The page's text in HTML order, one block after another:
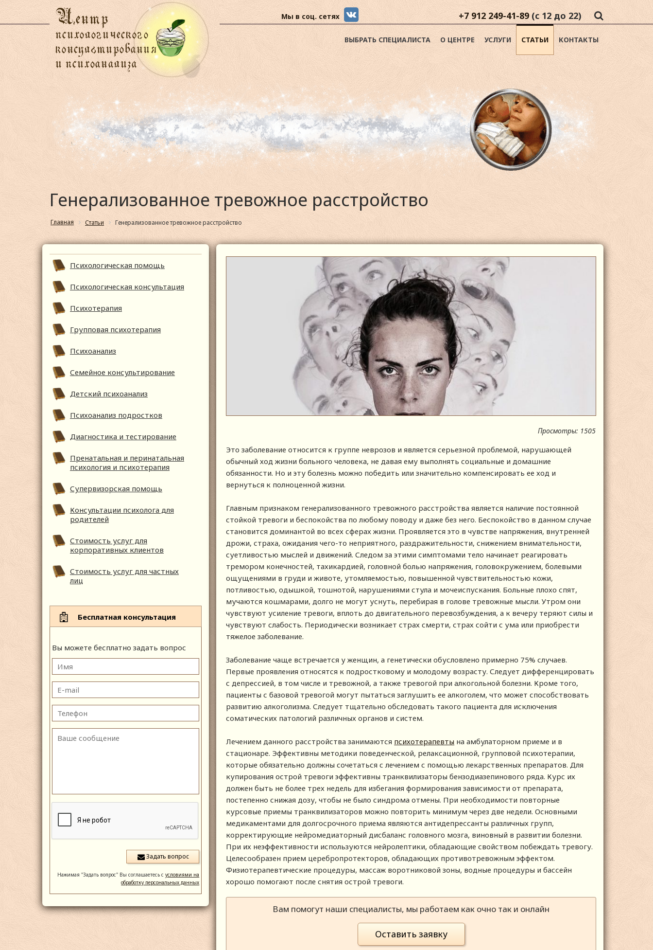
Мы в соц. сетях +7 912 249-41-89 (с 12 до 22)
ВЫБРАТЬ СПЕЦИАЛИСТА О ЦЕНТРЕ УСЛУГИ СТАТЬИ КОНТАКТЫ
Генерализованное тревожное расстройство
Главная Статьи Генерализованное тревожное расстройство
Психологическая помощь
Психологическая консультация
Психотерапия
Групповая психотерапия
Психоанализ
Семейное консультирование
Детский психоанализ
Психоанализ подростков
Диагностика и тестирование
Пренатальная и перинатальная
психология и психотерапия
Супервизорская помощь
Консультации психолога для
родителей
Стоимость услуг для
корпоративных клиентов
Стоимость услуг для частных
лиц
Бесплатная консультация
Вы можете бесплатно задать вопрос
Нажимая "Задать вопрос" Вы соглашаетесь сусловиями на
обработку персональных данных
Просмотры: 1505
Это заболевание относится к группе неврозов и является серьезной проблемой, нарушающей
обычный ход жизни больного человека, не давая ему выполнять социальные и домашние
обязанности. Но и эту болезнь можно победить или значительно компенсировать ее ход и
вернуться к полноценной жизни.
Главным признаком генерализованного тревожного расстройства является наличие постоянной
стойкой тревоги и беспокойства по любому поводу и даже без него. Беспокойство в данном случае
становится доминантой во всех сферах жизни. Проявляется это в чувстве напряжения, внутренней
дрожи, страха, ожидания чего-то неприятного, раздражительности, снижением внимательности,
суетливостью мыслей и движений. Следом за этими симптомами тело начинает реагировать
тремором конечностей, тахикардией, головной болью напряжения, головокружением, болевыми
ощущениями в груди и животе, утомляемостью, повышенной чувствительностью кожи,
потливостью, одышкой, тошнотой, нарушениями стула и мочеиспускания. Больные плохо спят,
мучаются кошмарами, долго не могут уснуть, перебирая в голове тревожные мысли. Утром они
чувствуют усиление тревоги, вплоть до двигательного перевозбуждения, а к вечеру теряют силы и
чувствуют слабость. Периодически возникает страх смерти, страх сойти с ума или приобрести
тяжелое заболевание.
Заболевание чаще встречается у женщин, а генетически обусловлено примерно 75% случаев.
Первые проявления относятся к подростковому и молодому возрасту. Следует дифференцировать
с депрессией, в том числе и тревожной, а также тревогой при алкогольной болезни. Кроме того,
пациенты с базовой тревогой могут пытаться заглушить ее алкоголем, что может способствовать
развитию алкоголизма. Следует тщательно обследовать такого пациента для исключения
соматических патологий различных органов и систем.
Лечением данного расстройства занимаются психотерапевты на амбулаторном приеме и в
стационаре. Эффективны методики поведенческой, релаксационной, групповой психотерапии,
которые обязательно должны сочетаться с лечением с помощью лекарственных препаратов. Для
купирования острой тревоги эффективны транквилизаторы бензодиазепинового ряда. Курс их
должен быть не более трех недель для избегания формирования зависимости от препарата,
постепенно снижая дозу, чтобы не было синдрома отмены. При необходимости повторные
курсовые приемы транквилизаторов можно повторить минимум через две недели. Основными
медикаментами для долгосрочного приема являются антидепрессанты различных групп,
корректирующие нейромедиаторный дисбаланс головного мозга, виновный в развитии болезни.
При их неэффективности используются нейролептики, обладающие свойством побеждать тревогу.
Целесообразен прием церебропротекторов, обладающих противотревожным эффектом.
Физиотерапевтические процедуры, массаж воротниковой зоны, водные процедуры и бассейн
хорошо помогают после снятия острой тревоги.
Вам помогут наши специалисты, мы работаем как очно так и онлайн
Оставить заявку